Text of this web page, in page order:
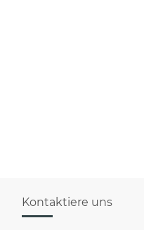
Kontaktiere uns